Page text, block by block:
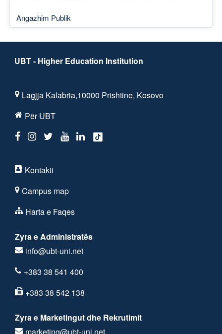
Angazhim Publik
UBT - Higher Education Institution
Lagjja Kalabria,10000 Prishtine, Kosovo
Për UBT
Kontakti
Campus map
Harta e Faqes
Zyra e Administratës
info@ubt-uni.net
+383 38 541 400
+383 38 542 138
Zyra e Marketingut dhe Rekrutimit